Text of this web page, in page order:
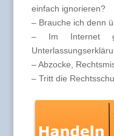
einfach ignorieren?
– Brauche ich denn
– Im Internet
– Abzocke,
– Tritt die